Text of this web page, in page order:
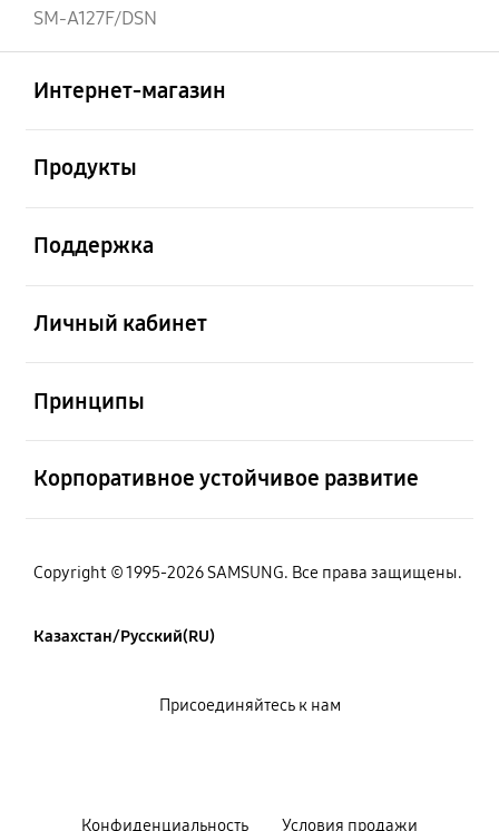
SM-A127F/DSN
Интернет-магазин
Продукты
Поддержка
Личный кабинет
Принципы
Корпоративное устойчивое развитие
Copyright © 1995-2026 SAMSUNG. Все права защищены.
Казахстан/Русский(RU)
Конфиденциальность Условия продажи
Присоединяйтесь к нам